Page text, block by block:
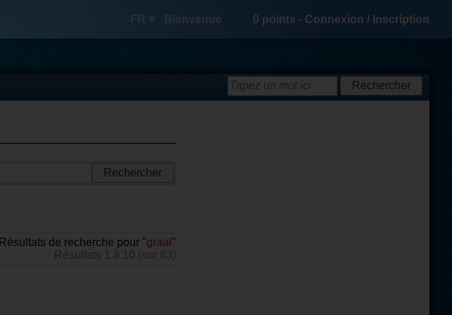
FR ▾ Bienvenue 0 points - Connexion / Inscription
Résultats de recherche pour "graal "
Résultats 1 à 10 (sur 83)